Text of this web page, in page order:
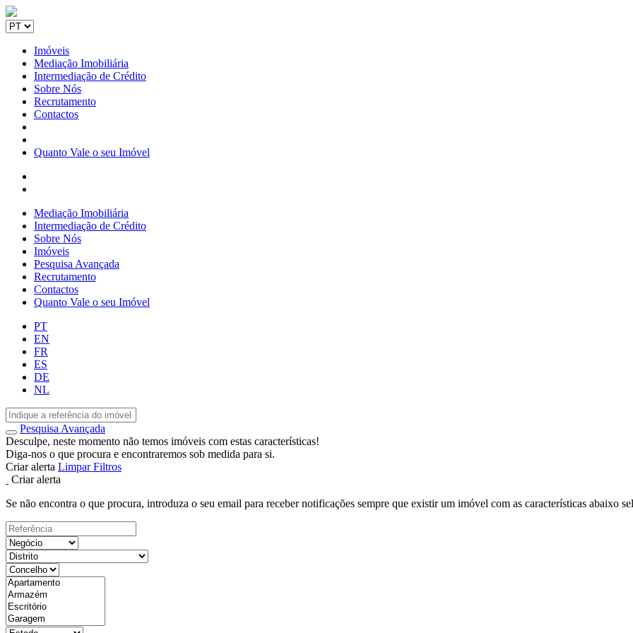
Imóveis
Mediação Imobiliária
Intermediação de Crédito
Sobre Nós
Recrutamento
Contactos
Quanto Vale o seu Imóvel
Mediação Imobiliária
Intermediação de Crédito
Sobre Nós
Imóveis
Pesquisa Avançada
Recrutamento
Contactos
Quanto Vale o seu Imóvel
PT
EN
FR
ES
DE
NL
Pesquisa Avançada
Desculpe, neste momento não temos imóveis com estas características!
Diga-nos o que procura e encontraremos sob medida para si.
Criar alerta Limpar Filtros
Criar alerta
Se não encontra o que procura, introduza o seu email para receber notificações sempre que existir um imóvel com as características abaixo